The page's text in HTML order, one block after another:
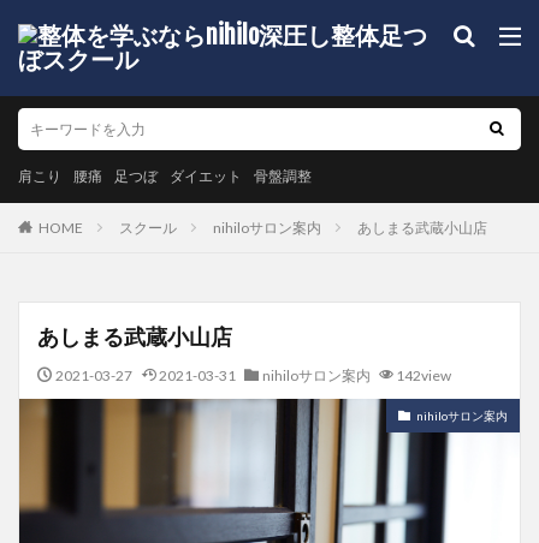
肩こり 腰痛 足つぼ ダイエット 骨盤調整
HOME スクール nihiloサロン案内 あしまる武蔵小山店
あしまる武蔵小山店
2021-03-27 2021-03-31 nihiloサロン案内 142view
nihiloサロン案内